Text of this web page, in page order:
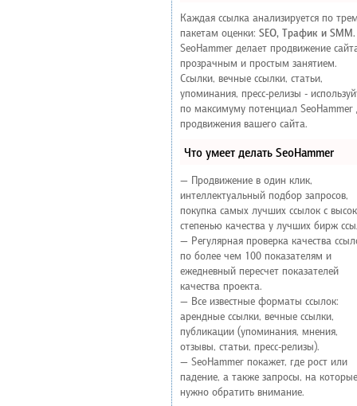
Каждая ссылка анализируется по
пакетам оценки: SEO, Трафик и SMM.
SeoHammer делает продвижение
прозрачным и простым занятием.
Ссылки, вечные ссылки, статьи,
упоминания, пресс-релизы -
по максимуму потенциал SeoHammer
продвижения вашего сайта.
Что умеет делать SeoHammer
— Продвижение в один клик,
интеллектуальный подбор запросов,
покупка самых лучших ссылок с
степенью качества у лучших бирж
— Регулярная проверка качества
по более чем 100 показателям и
ежедневный пересчет показателей
качества проекта.
— Все известные форматы ссылок:
арендные ссылки, вечные ссылки,
публикации (упоминания, мнения,
отзывы, статьи, пресс-релизы).
— SeoHammer покажет, где рост или
падение, а также запросы, на которые
нужно обратить внимание.